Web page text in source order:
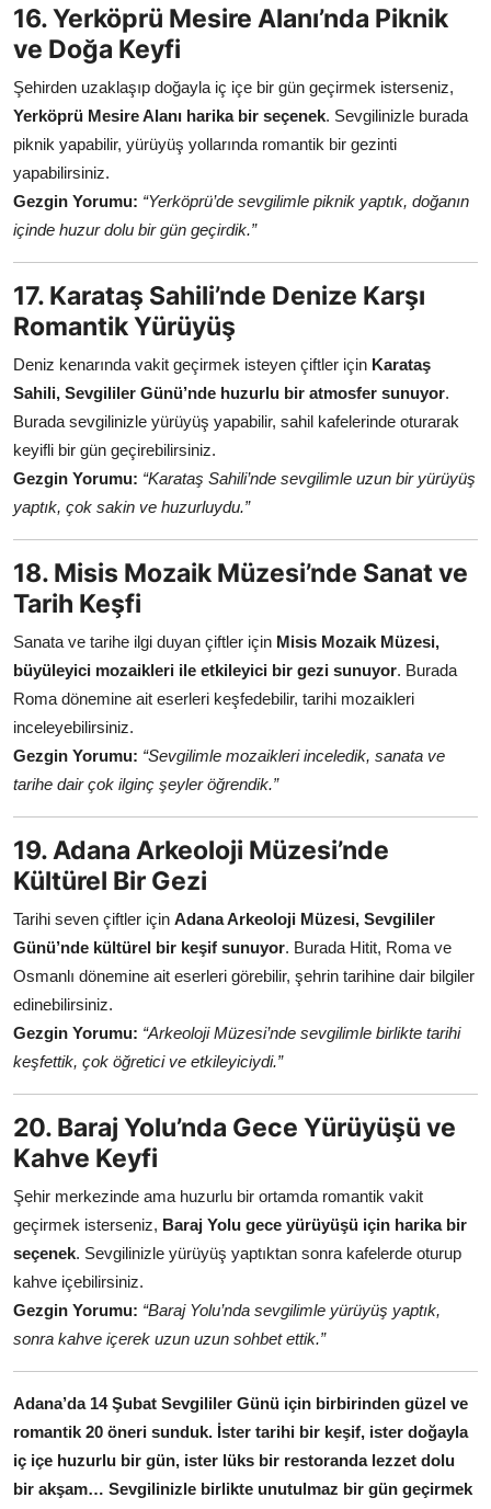
16. Yerköprü Mesire Alanı’nda Piknik
ve Doğa Keyfi
Şehirden uzaklaşıp doğayla iç içe bir gün geçirmek isterseniz,
Yerköprü Mesire Alanı harika bir seçenek. Sevgilinizle burada
piknik yapabilir, yürüyüş yollarında romantik bir gezinti
yapabilirsiniz.
Gezgin Yorumu: “Yerköprü’de sevgilimle piknik yaptık, doğanın
içinde huzur dolu bir gün geçirdik.”
17. Karataş Sahili’nde Denize Karşı
Romantik Yürüyüş
Deniz kenarında vakit geçirmek isteyen çiftler için Karataş
Sahili, Sevgililer Günü’nde huzurlu bir atmosfer sunuyor.
Burada sevgilinizle yürüyüş yapabilir, sahil kafelerinde oturarak
keyifli bir gün geçirebilirsiniz.
Gezgin Yorumu: “Karataş Sahili’nde sevgilimle uzun bir yürüyüş
yaptık, çok sakin ve huzurluydu.”
18. Misis Mozaik Müzesi’nde Sanat ve
Tarih Keşfi
Sanata ve tarihe ilgi duyan çiftler için Misis Mozaik Müzesi,
büyüleyici mozaikleri ile etkileyici bir gezi sunuyor. Burada
Roma dönemine ait eserleri keşfedebilir, tarihi mozaikleri
inceleyebilirsiniz.
Gezgin Yorumu: “Sevgilimle mozaikleri inceledik, sanata ve
tarihe dair çok ilginç şeyler öğrendik.”
19. Adana Arkeoloji Müzesi’nde
Kültürel Bir Gezi
Tarihi seven çiftler için Adana Arkeoloji Müzesi, Sevgililer
Günü’nde kültürel bir keşif sunuyor. Burada Hitit, Roma ve
Osmanlı dönemine ait eserleri görebilir, şehrin tarihine dair bilgiler
edinebilirsiniz.
Gezgin Yorumu: “Arkeoloji Müzesi’nde sevgilimle birlikte tarihi
keşfettik, çok öğretici ve etkileyiciydi.”
20. Baraj Yolu’nda Gece Yürüyüşü ve
Kahve Keyfi
Şehir merkezinde ama huzurlu bir ortamda romantik vakit
geçirmek isterseniz, Baraj Yolu gece yürüyüşü için harika bir
seçenek. Sevgilinizle yürüyüş yaptıktan sonra kafelerde oturup
kahve içebilirsiniz.
Gezgin Yorumu: “Baraj Yolu’nda sevgilimle yürüyüş yaptık,
sonra kahve içerek uzun uzun sohbet ettik.”
Adana’da 14 Şubat Sevgililer Günü için birbirinden güzel ve
romantik 20 öneri sunduk. İster tarihi bir keşif, ister doğayla
iç içe huzurlu bir gün, ister lüks bir restoranda lezzet dolu
bir akşam… Sevgilinizle birlikte unutulmaz bir gün geçirmek